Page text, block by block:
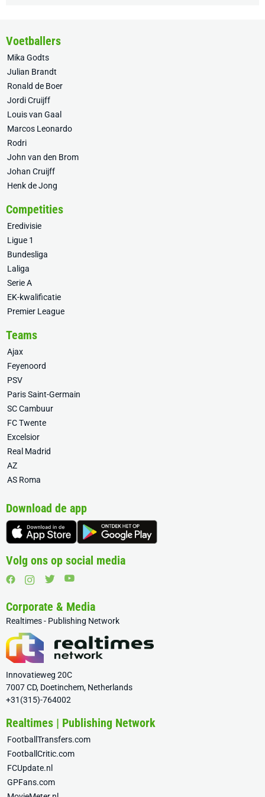
Voetballers
Mika Godts
Julian Brandt
Ronald de Boer
Jordi Cruijff
Louis van Gaal
Marcos Leonardo
Rodri
John van den Brom
Johan Cruijff
Henk de Jong
Competities
Eredivisie
Ligue 1
Bundesliga
Laliga
Serie A
EK-kwalificatie
Premier League
Teams
Ajax
Feyenoord
PSV
Paris Saint-Germain
SC Cambuur
FC Twente
Excelsior
Real Madrid
AZ
AS Roma
Download de app
Volg ons op social media
Corporate & Media
Realtimes - Publishing Network
Innovatieweg 20C
7007 CD, Doetinchem, Netherlands
+31(315)-764002
Realtimes | Publishing Network
FootballTransfers.com
FootballCritic.com
FCUpdate.nl
GPFans.com